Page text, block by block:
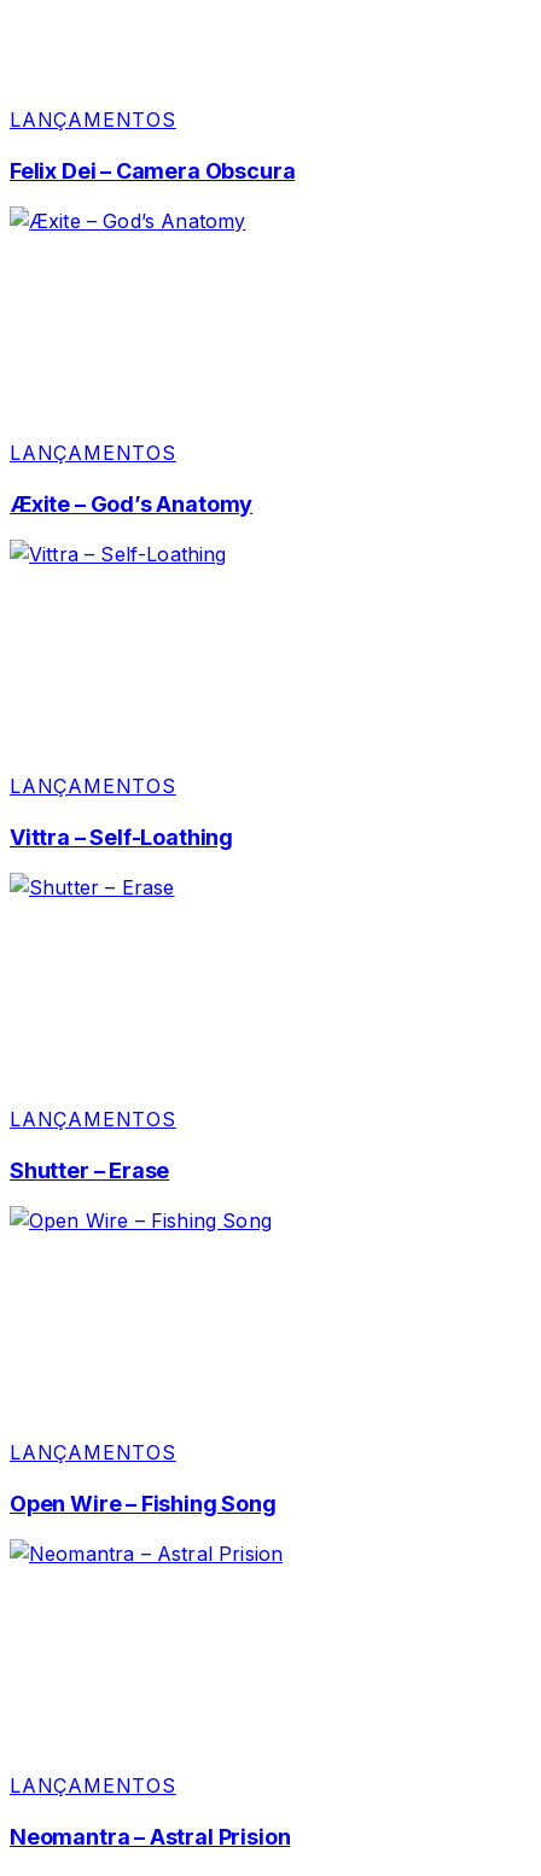
LANÇAMENTOS
Felix Dei – Camera Obscura
LANÇAMENTOS
Æxite – God’s Anatomy
LANÇAMENTOS
Vittra – Self-Loathing
LANÇAMENTOS
Shutter – Erase
LANÇAMENTOS
Open Wire – Fishing Song
LANÇAMENTOS
Neomantra – Astral Prision